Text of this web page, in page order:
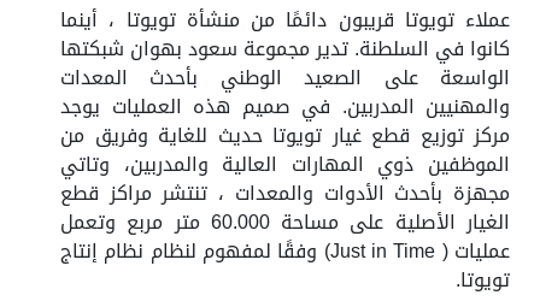
عملاء تويوتا قريبون دائمًا من منشأة تويوتا ، أينما
كانوا في السلطنة. تدير مجموعة سعود بهوان شبكتها
الواسعة على الصعيد الوطني بأحدث المعدات
والمهنيين المدربين. في صميم هذه العمليات يوجد
مركز توزيع قطع غيار تويوتا حديث للغاية وفريق من
الموظفين ذوي المهارات العالية والمدربين، وتاتي
مجهزة بأحدث الأدوات والمعدات ، تنتشر مراكز قطع
الغيار الأصلية على مساحة 60.000 متر مربع وتعمل
عمليات ( Just in Time) وفقًا لمفهوم لنظام نظام إنتاج
تويوتا.